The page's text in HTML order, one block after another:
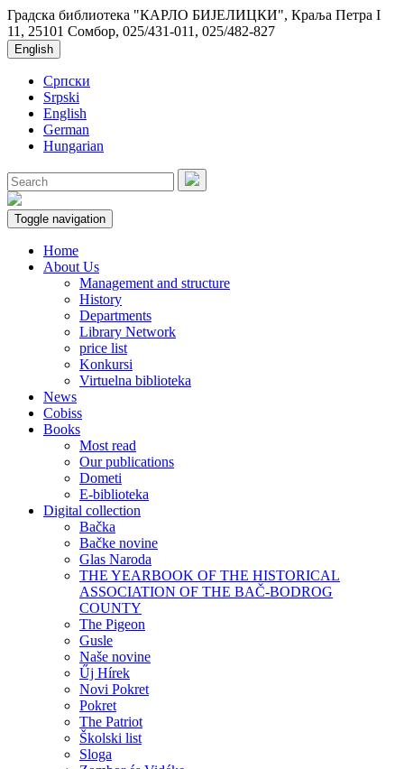
Градска библиотека "КАРЛО БИЈЕЛИЦКИ", Краља Петра I
11, 25101 Сомбор, 025/431-011, 025/482-827
English
Српски
Srpski
English
German
Hungarian
Toggle navigation
Home
About Us
Management and structure
History
Departments
Library Network
price list
Konkursi
Virtuelna biblioteka
News
Cobiss
Books
Most read
Our publications
Dometi
E-biblioteka
Digital collection
Bačka
Bačke novine
Glas Naroda
THE YEARBOOK OF THE HISTORICAL
ASSOCIATION OF THE BAČ-BODROG
COUNTY
The Pigeon
Gusle
Naše novine
Űj Hírek
Novi Pokret
Pokret
The Patriot
Školski list
Sloga